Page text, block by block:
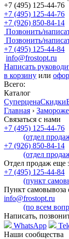
+7 (495) 125-44-76
+7 (495) 125-44-76
+7 (926) 850-84-14
Позвонить/
Позвонить/
+7 (495) 125-44-84
info@frostopt.ru
Написать
в корзину или
Всего:
Каталог
СуперценаСкидки
Главная ›
Связаться с нами
+7 (495) 125-44-76
(отдел
+7 (926) 850-84-14
(отдел
Отдел продаж еще
+7 (495) 125-44-84
(пункт
Пункт самовывоза
info@frostopt.ru
(по всем
Написать,
WhatsApp
Наши сообщества